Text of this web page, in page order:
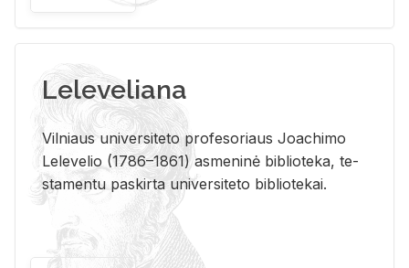
Leleveliana
Vil­niaus uni­ver­si­te­to pro­fe­so­riaus Jo­a­chi­mo
Le­le­ve­lio (1786–1861) as­me­ni­nė bi­b­lio­te­ka, te­
sta­men­tu pa­skir­ta uni­ver­si­te­to bi­b­lio­te­kai.